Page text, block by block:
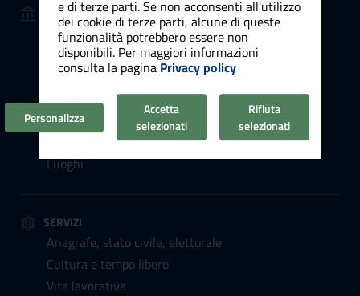
AMMINISTRAZIONE
Organi di governo
Aree amministrative
Uffici
Enti e fondazioni
Politici
Personale amministrativo
Luoghi
SERVIZI
Anagrafe, stato civile, elettorale
Cultura e tempo libero
Vita lavorativa
e di terze parti. Se non acconsenti all'utilizzo
dei cookie di terze parti, alcune di queste
funzionalità potrebbero essere non
disponibili. Per maggiori informazioni
consulta la pagina Privacy policy
Personalizza
Accetta
selezionati
Rifiuta
selezionati